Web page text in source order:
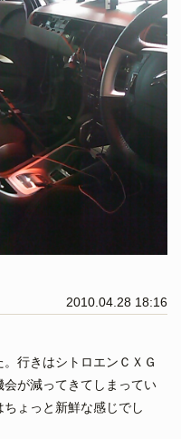
2010.04.28 18:16
行きはシトロエンＣＸＧ
が減ってきてしまってい
ょっと新鮮な感じでし